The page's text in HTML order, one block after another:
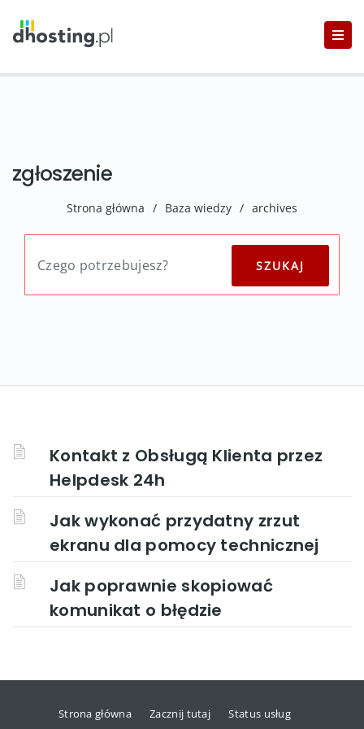
zgłoszenie
Strona główna / Baza wiedzy / archives
Kontakt z Obsługą Klienta przez
Helpdesk 24h
Jak wykonać przydatny zrzut
ekranu dla pomocy technicznej
Jak poprawnie skopiować
komunikat o błędzie
Strona główna Zacznij tutaj Status usług